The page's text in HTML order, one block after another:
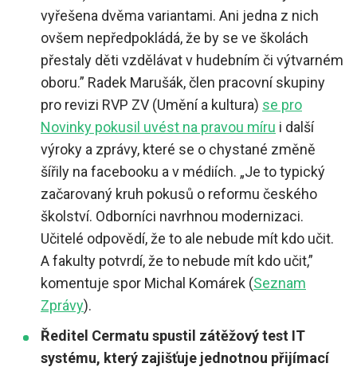
vyřešena dvěma variantami. Ani jedna z nich
ovšem nepředpokládá, že by se ve školách
přestaly děti vzdělávat v hudebním či výtvarném
oboru.” Radek Marušák, člen pracovní skupiny
pro revizi RVP ZV (Umění a kultura) se pro
Novinky pokusil uvést na pravou míru i další
výroky a zprávy, které se o chystané změně
šířily na facebooku a v médiích. „Je to typický
začarovaný kruh pokusů o reformu českého
školství. Odborníci navrhnou modernizaci.
Učitelé odpovědí, že to ale nebude mít kdo učit.
A fakulty potvrdí, že to nebude mít kdo učit,”
komentuje spor Michal Komárek (Seznam
Zprávy).
Ředitel Cermatu spustil zátěžový test IT
systému, který zajišťuje jednotnou přijímací